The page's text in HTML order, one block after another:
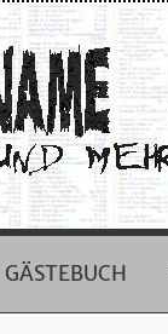
GÄSTEBUCH